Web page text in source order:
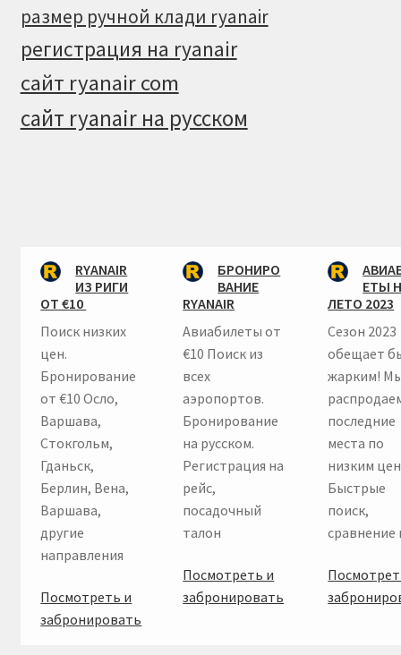
размер ручной клади ryanair
регистрация на ryanair
сайт ryanair com
сайт ryanair на русском
RYANAIR
ИЗ РИГИ
ОТ €10
Поиск низких
цен.
Бронирование
от €10 Осло,
Варшава,
Стокгольм,
Гданьск,
Берлин, Вена,
Варшава,
другие
направления
Посмотреть и
забронировать
БРОНИРО
ВАНИЕ
RYANAIR
Авиабилеты от
€10 Поиск из
всех
аэропортов.
Бронирование
на русском.
Регистрация на
рейс,
посадочный
талон
Посмотреть и
забронировать
ЕТЫ
ЛЕТО 2023
Сезон 2023
обещает
жарким!
последние
места по
низким
Быстрые
поиск,
сравнение